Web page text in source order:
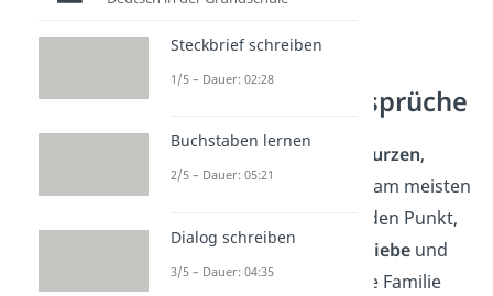
Kurze Familiensprüche
Manchmal sind es die kurzen,
prägnanten Worte
, die am meisten
sagen. Sie bringen auf den Punkt,
was wirklich zählt: die
Liebeund
Verbundenheit
, die eine Familie
Steckbrief schreiben
1/5 – Dauer: 02:28
Buchstaben lernen
2/5 – Dauer: 05:21
Dialog schreiben
3/5 – Dauer: 04:35